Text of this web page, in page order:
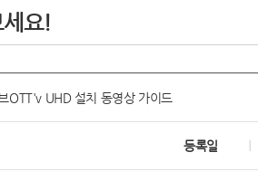
요!
OTT'v UHD 설치 동영상 가이드
등록일